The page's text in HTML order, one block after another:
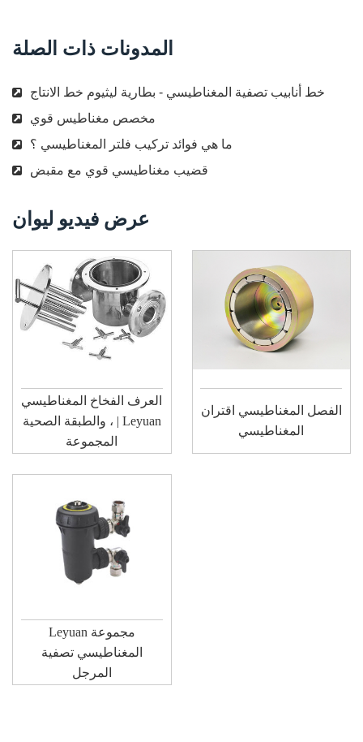
المدونات ذات الصلة
خط أنابيب تصفية المغناطيسي - بطارية ليثيوم خط الانتاج
مخصص مغناطيس قوي
ما هي فوائد تركيب فلتر المغناطيسي ؟
قضيب مغناطيسي قوي مع مقبض
عرض فيديو ليوان
العرف الفخاخ المغناطيسي
، والطبقة الصحية | Leyuan
المجموعة
الفصل المغناطيسي اقتران
المغناطيسي
Leyuan مجموعة
المغناطيسي تصفية
المرجل